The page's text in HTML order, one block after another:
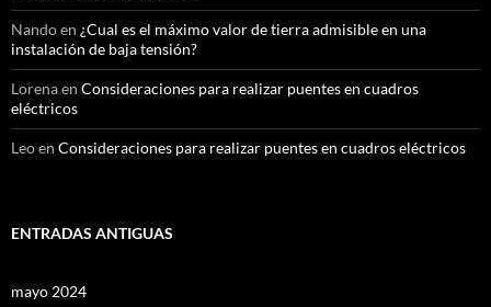
Nandoen ¿Cual es el máximo valor de tierra admisible en una
instalación de baja tensión?
Lorenaen Consideraciones para realizar puentes en cuadros
eléctricos
Leoen Consideraciones para realizar puentes en cuadros eléctricos
ENTRADAS ANTIGUAS
mayo 2024